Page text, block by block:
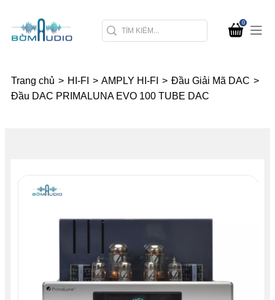
0
Trang chủ > HI-FI > AMPLY HI-FI > Đầu Giải Mã DAC >
Đầu DAC PRIMALUNA EVO 100 TUBE DAC